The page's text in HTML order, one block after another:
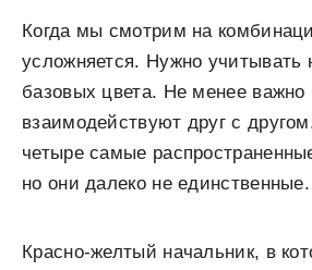
Когда мы смотрим на
усложняется. Нужно учитывать
базовых цвета. Не менее важно
взаимодействуют друг с
четыре самые
но они далеко не единственные.
Красно-желтый начальник, в